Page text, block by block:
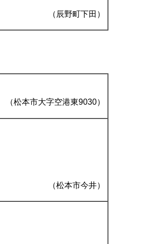
（辰野町下田）
（松本市大字空港東9030）
（松本市今井）